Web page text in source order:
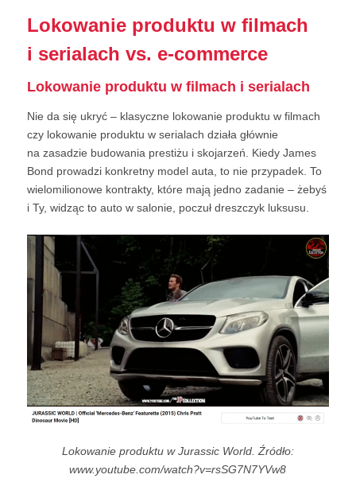
Lokowanie produktu w filmach
i serialach vs. e-commerce
Lokowanie produktu w filmach i serialach
Nie da się ukryć – klasyczne lokowanie produktu w filmach
czy lokowanie produktu w serialach działa głównie
na zasadzie budowania prestiżu i skojarzeń. Kiedy James
Bond prowadzi konkretny model auta, to nie przypadek. To
wielomilionowe kontrakty, które mają jedno zadanie – żebyś
i Ty, widząc to auto w salonie, poczuł dreszczyk luksusu.
Lokowanie produktu w Jurassic World. Źródło:
www.youtube.com/watch?v=rsSG7N7YVw8